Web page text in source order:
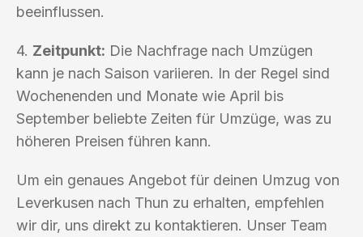
beeinflussen.
4. Zeitpunkt: Die Nachfrage nach Umzügen
kann je nach Saison variieren. In der Regel sind
Wochenenden und Monate wie April bis
September beliebte Zeiten für Umzüge, was zu
höheren Preisen führen kann.
Um ein genaues Angebot für deinen Umzug von
Leverkusen nach Thun zu erhalten, empfehlen
wir dir, uns direkt zu kontaktieren. Unser Team